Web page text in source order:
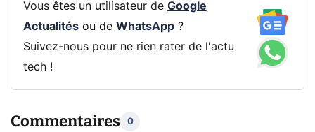
Vous êtes un utilisateur de Google
Actualitésou de WhatsApp?
Suivez-nous pour ne rien rater de l'actu
tech !
Commentaires 0